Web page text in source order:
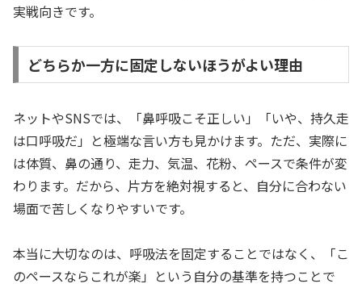
実戦向きです。
どちらか一方に固定しないほうがよい理由
ネットやSNSでは、「鼻呼吸こそ正しい」「いや、持久走
は口呼吸だ」と極端な言い方も見かけます。ただ、実際に
は体質、鼻の通り、走力、気温、花粉、ペースで条件が変
わります。だから、片方を絶対視すると、自分に合わない
場面で苦しくなりやすいです。
本当に大切なのは、呼吸法を固定することではなく、「こ
のペースならこれが楽」という自分の基準を持つことで